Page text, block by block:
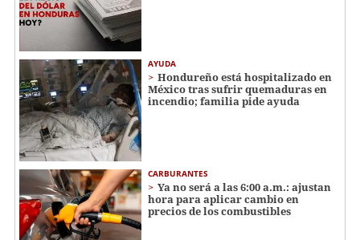
AYUDA
Hondureño está hospitalizado en
México tras sufrir quemaduras en
incendio; familia pide ayuda
CARBURANTES
Ya no será a las 6:00 a.m.: ajustan
hora para aplicar cambio en
precios de los combustibles